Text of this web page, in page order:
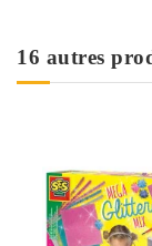
16 autres